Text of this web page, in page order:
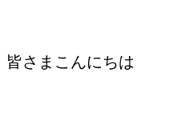
皆さまこんにちは